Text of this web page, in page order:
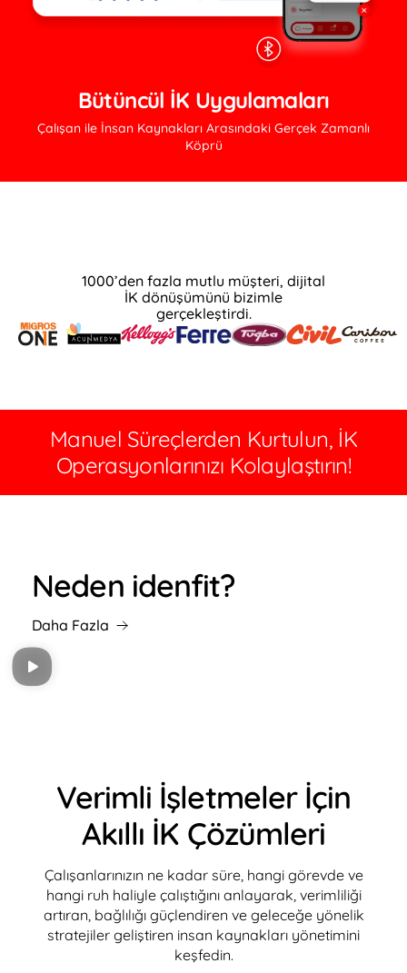
Bütüncül İK Uygulamaları
Çalışan ile İnsan Kaynakları Arasındaki Gerçek Zamanlı
Köprü
1000’den fazla mutlu müşteri, dijital
İK dönüşümünü bizimle
gerçekleştirdi.
Manuel Süreçlerden Kurtulun, İK
Operasyonlarınızı Kolaylaştırın!
Neden idenfit?
Daha Fazla
Verimli İşletmeler İçin
Akıllı İK Çözümleri
Çalışanlarınızın ne kadar süre, hangi görevde ve
hangi ruh haliyle çalıştığını anlayarak, verimliliği
artıran, bağlılığı güçlendiren ve geleceğe yönelik
stratejiler geliştiren insan kaynakları yönetimini
keşfedin.